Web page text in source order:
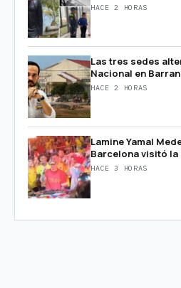
HACE 2 HORAS
Las tres sedes
Nacional en
HACE 2 HORAS
Lamine Yamal
Barcelona visitó la
HACE 3 HORAS